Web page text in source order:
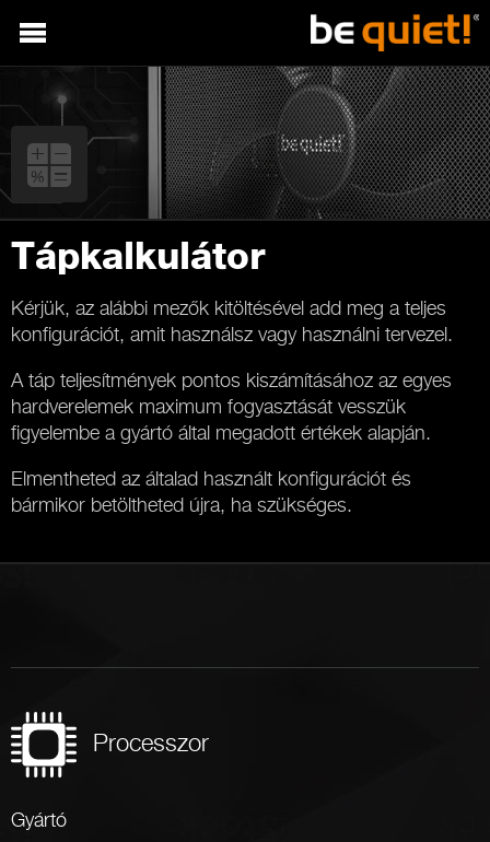
Tápkalkulátor
Kérjük, az alábbi mezők kitöltésével add meg a teljes
konfigurációt, amit használsz vagy használni tervezel.
A táp teljesítmények pontos kiszámításához az egyes
hardverelemek maximum fogyasztását vesszük
figyelembe a gyártó által megadott értékek alapján.
Elmentheted az általad használt konfigurációt és
bármikor betöltheted újra, ha szükséges.
Processzor
Gyártó